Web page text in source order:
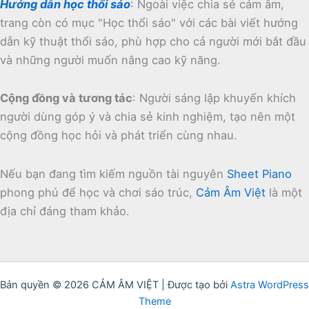
Hướng dẫn học thổi sáo: Ngoài việc chia sẻ cảm âm,
trang còn có mục "Học thổi sáo" với các bài viết hướng
dẫn kỹ thuật thổi sáo, phù hợp cho cả người mới bắt đầu
và những người muốn nâng cao kỹ năng.
Cộng đồng và tương tác: Người sáng lập khuyến khích
người dùng góp ý và chia sẻ kinh nghiệm, tạo nên một
cộng đồng học hỏi và phát triển cùng nhau.
Nếu bạn đang tìm kiếm nguồn tài nguyên Sheet Piano
phong phú để học và chơi sáo trúc, Cảm Âm Việt là một
địa chỉ đáng tham khảo.
Bản quyền © 2026 CẢM ÂM VIỆT | Được tạo bởi Astra WordPress
Theme